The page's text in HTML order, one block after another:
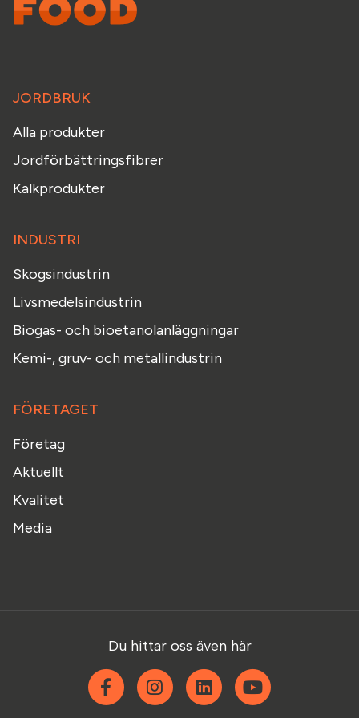
JORDBRUK
Alla produkter
Jordförbättringsfibrer
Kalkprodukter
INDUSTRI
Skogsindustrin
Livsmedelsindustrin
Biogas- och bioetanolanläggningar
Kemi-, gruv- och metallindustrin
FÖRETAGET
Företag
Aktuellt
Kvalitet
Media
Du hittar oss även här
FacebookInstagramLinkedin